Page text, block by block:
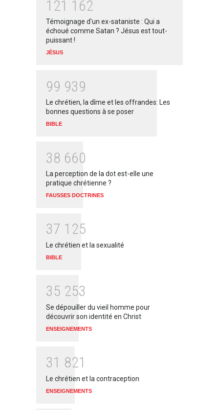
1 21 1 62
Témoignage d'un ex-sataniste : Qui a
échoué comme Satan ? Jésus est tout-
puissant !
JÉSUS
99 939
Le chrétien, la dîme et les offrandes: Les
bonnes questions à se poser
BIBLE
38 660
La perception de la dot est-elle une
pratique chrétienne ?
FAUSSES DOCTRINES
37 1 25
Le chrétien et la sexualité
BIBLE
35 253
Se dépouiller du vieil homme pour
découvrir son identité en Christ
ENSEIGNEMENTS
31 821
Le chrétien et la contraception
ENSEIGNEMENTS